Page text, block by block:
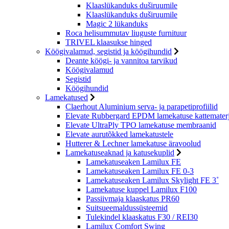
Klaaslükanduks duširuumile
Klaaslükanduks duširuumile
Magic 2 lükanduks
Roca helisummutav liuguste furnituur
TRIVEL klaasukse hinged
Köögivalamud, segistid ja köögihundid
Deante köögi- ja vannitoa tarvikud
Köögivalamud
Segistid
Köögihundid
Lamekatused
Claerhout Aluminium serva- ja parapetiprofiilid
Elevate Rubbergard EPDM lamekatuse
Elevate UltraPly TPO lamekatuse membraanid
Elevate aurutõkked lamekatustele
Hutterer & Lechner lamekatuse äravoolud
Lamekatuseaknad ja katusekuplid
Lamekatuseaken Lamilux FE
Lamekatuseaken Lamilux FE 0-3
Lamekatuseaken Lamilux Skylight FE 3˚
Lamekatuse kuppel Lamilux F100
Passiivmaja klaaskatus PR60
Suitsueemaldussüsteemid
Tulekindel klaaskatus F30 / REI30
Lamilux Comfort Swing